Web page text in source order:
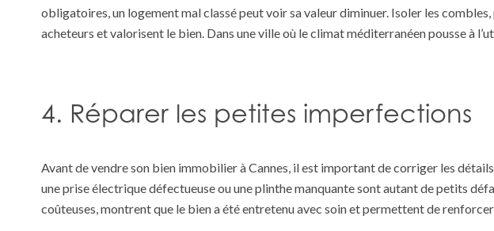
obligatoires, un logement mal classé peut voir sa valeur diminuer. Isoler les
acheteurs et valorisent le bien. Dans une ville où le climat méditerranéen pousse à
4. Réparer les petites imperfections
Avant devendre son bien immobilier à Cannes , il est important de corriger les
une prise électrique défectueuse ou une plinthe manquante sont autant de petits
coûteuses, montrent que le bien a été entretenu avec soin et permettent de